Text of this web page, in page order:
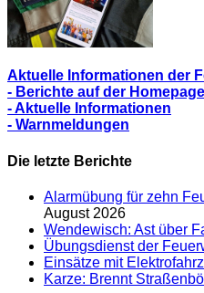
Aktuelle Informationen der
- Berichte auf der Homepage
- Aktuelle Informationen
- Warnmeldungen
Die letzte Berichte
Alarmübung für zehn
August 2026
Wendewisch: Ast über
Übungsdienst der
Einsätze mit
Karze: Brennt